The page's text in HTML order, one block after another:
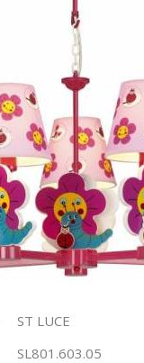
ST LUCE
SL801.603.05